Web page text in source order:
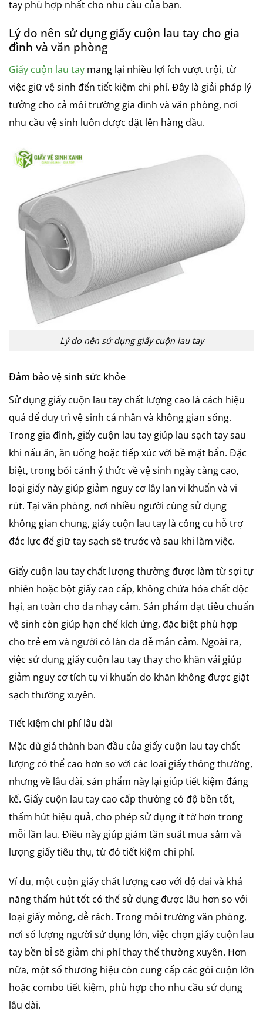
tay phù hợp nhất cho nhu cầu của bạn.
Lý do nên sử dụng giấy cuộn lau tay cho gia
đình và văn phòng
Giấy cuộn lau tay mang lại nhiều lợi ích vượt trội, từ
việc giữ vệ sinh đến tiết kiệm chi phí. Đây là giải pháp lý
tưởng cho cả môi trường gia đình và văn phòng, nơi
nhu cầu vệ sinh luôn được đặt lên hàng đầu.
Lý do nên sử dụng giấy cuộn lau tay
Đảm bảo vệ sinh sức khỏe
Sử dụng giấy cuộn lau tay chất lượng cao là cách hiệu
quả để duy trì vệ sinh cá nhân và không gian sống.
Trong gia đình, giấy cuộn lau tay giúp lau sạch tay sau
khi nấu ăn, ăn uống hoặc tiếp xúc với bề mặt bẩn. Đặc
biệt, trong bối cảnh ý thức về vệ sinh ngày càng cao,
loại giấy này giúp giảm nguy cơ lây lan vi khuẩn và vi
rút. Tại văn phòng, nơi nhiều người cùng sử dụng
không gian chung, giấy cuộn lau tay là công cụ hỗ trợ
đắc lực để giữ tay sạch sẽ trước và sau khi làm việc.
Giấy cuộn lau tay chất lượng thường được làm từ sợi tự
nhiên hoặc bột giấy cao cấp, không chứa hóa chất độc
hại, an toàn cho da nhạy cảm. Sản phẩm đạt tiêu chuẩn
vệ sinh còn giúp hạn chế kích ứng, đặc biệt phù hợp
cho trẻ em và người có làn da dễ mẫn cảm. Ngoài ra,
việc sử dụng giấy cuộn lau tay thay cho khăn vải giúp
giảm nguy cơ tích tụ vi khuẩn do khăn không được giặt
sạch thường xuyên.
Tiết kiệm chi phí lâu dài
Mặc dù giá thành ban đầu của giấy cuộn lau tay chất
lượng có thể cao hơn so với các loại giấy thông thường,
nhưng về lâu dài, sản phẩm này lại giúp tiết kiệm đáng
kể. Giấy cuộn lau tay cao cấp thường có độ bền tốt,
thấm hút hiệu quả, cho phép sử dụng ít tờ hơn trong
mỗi lần lau. Điều này giúp giảm tần suất mua sắm và
lượng giấy tiêu thụ, từ đó tiết kiệm chi phí.
Ví dụ, một cuộn giấy chất lượng cao với độ dai và khả
năng thấm hút tốt có thể sử dụng được lâu hơn so với
loại giấy mỏng, dễ rách. Trong môi trường văn phòng,
nơi số lượng người sử dụng lớn, việc chọn giấy cuộn lau
tay bền bỉ sẽ giảm chi phí thay thế thường xuyên. Hơn
nữa, một số thương hiệu còn cung cấp các gói cuộn lớn
hoặc combo tiết kiệm, phù hợp cho nhu cầu sử dụng
lâu dài.